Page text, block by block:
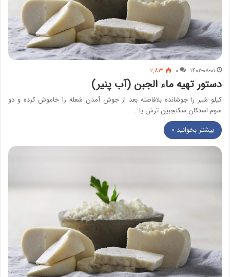
۱۴۰۲-۰۸-۰۱ ۰ ۲,۸۳۱
دستور تهیه ماء الجبن (آب پنیر)
کیلو شیر را جوشانده بلافاصله بعد از جوش آمدن شعله را خاموش کرده و دو
سوم استکان سکنجبین ترش یا…
بیشتر بخوانید »